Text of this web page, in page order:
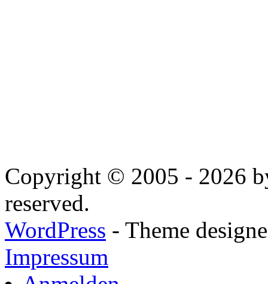
Copyright © 2005 - 2026
reserved.
WordPress - Theme
Impressum